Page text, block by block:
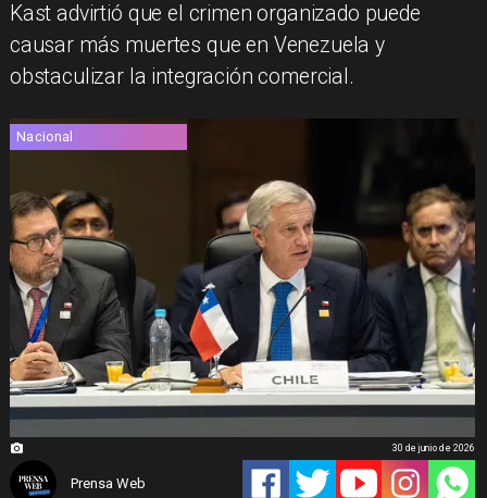
Kast advirtió que el crimen organizado puede
causar más muertes que en Venezuela y
obstaculizar la integración comercial.
Nacional
Prensa Web
30 de junio de 2026